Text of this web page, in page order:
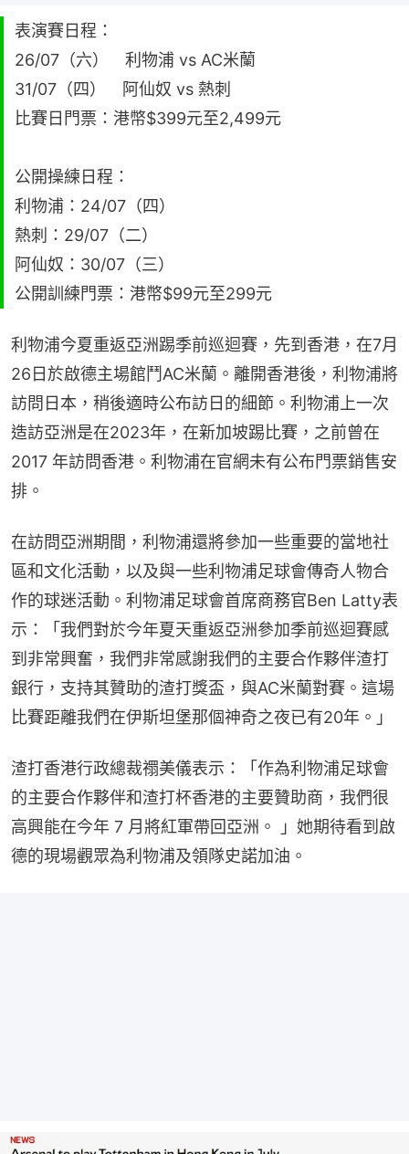
表演賽日程：
26/07（六） 利物浦 vs AC米蘭
31/07（四） 阿仙奴 vs 熱刺
比賽日門票：港幣$399元至2,499元
公開操練日程：
利物浦：24/07（四）
熱刺：29/07（二）
阿仙奴：30/07（三）
公開訓練門票：港幣$99元至299元
利物浦今夏重返亞洲踢季前巡迴賽，先到香港，在7月
26日於啟德主場館鬥AC米蘭。離開香港後，利物浦將
訪問日本，稍後適時公布訪日的細節。利物浦上一次
造訪亞洲是在2023年，在新加坡踢比賽，之前曾在
2017 年訪問香港。利物浦在官網未有公布門票銷售安
排。
在訪問亞洲期間，利物浦還將參加一些重要的當地社
區和文化活動，以及與一些利物浦足球會傳奇人物合
作的球迷活動。利物浦足球會首席商務官Ben Latty表
示：「我們對於今年夏天重返亞洲參加季前巡迴賽感
到非常興奮，我們非常感謝我們的主要合作夥伴渣打
銀行，支持其贊助的渣打獎盃，與AC米蘭對賽。這場
比賽距離我們在伊斯坦堡那個神奇之夜已有20年。」
渣打香港行政總裁禤美儀表示：「作為利物浦足球會
的主要合作夥伴和渣打杯香港的主要贊助商，我們很
高興能在今年 7 月將紅軍帶回亞洲。 」她期待看到啟
德的現場觀眾為利物浦及領隊史諾加油。